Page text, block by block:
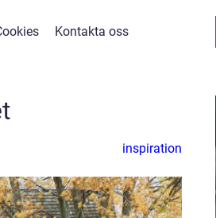
Kontakta oss
inspiration